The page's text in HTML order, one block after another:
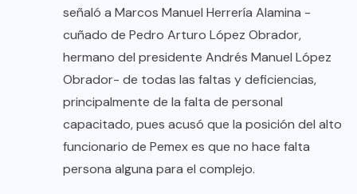
señaló a Marcos Manuel Herrería Alamina -
cuñado de Pedro Arturo López Obrador,
hermano del presidente Andrés Manuel López
Obrador- de todas las faltas y deficiencias,
principalmente de la falta de personal
capacitado, pues acusó que la posición del alto
funcionario de Pemex es que no hace falta
persona alguna para el complejo.